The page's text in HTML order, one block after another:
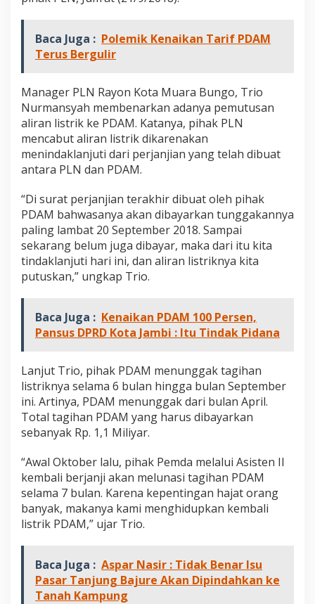
Baca Juga : Polemik Kenaikan Tarif PDAM
Terus Bergulir
Manager PLN Rayon Kota Muara Bungo, Trio
Nurmansyah membenarkan adanya pemutusan
aliran listrik ke PDAM. Katanya, pihak PLN
mencabut aliran listrik dikarenakan
menindaklanjuti dari perjanjian yang telah dibuat
antara PLN dan PDAM.
“Di surat perjanjian terakhir dibuat oleh pihak
PDAM bahwasanya akan dibayarkan tunggakannya
paling lambat 20 September 2018. Sampai
sekarang belum juga dibayar, maka dari itu kita
tindaklanjuti hari ini, dan aliran listriknya kita
putuskan,” ungkap Trio.
Baca Juga : Kenaikan PDAM 100 Persen,
Pansus DPRD Kota Jambi : Itu Tindak Pidana
Lanjut Trio, pihak PDAM menunggak tagihan
listriknya selama 6 bulan hingga bulan September
ini. Artinya, PDAM menunggak dari bulan April.
Total tagihan PDAM yang harus dibayarkan
sebanyak Rp. 1,1 Miliyar.
“Awal Oktober lalu, pihak Pemda melalui Asisten II
kembali berjanji akan melunasi tagihan PDAM
selama 7 bulan. Karena kepentingan hajat orang
banyak, makanya kami menghidupkan kembali
listrik PDAM,” ujar Trio.
Baca Juga : Aspar Nasir : Tidak Benar Isu
Pasar Tanjung Bajure Akan Dipindahkan ke
Tanah Kampung